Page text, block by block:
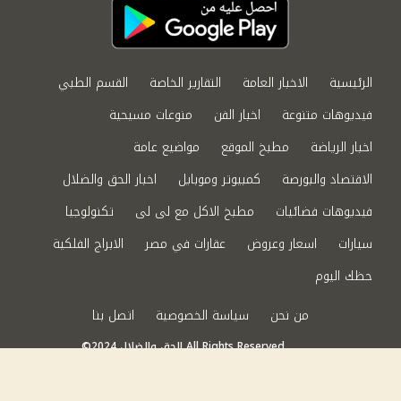
الرئيسية الاخبار العامة التقارير الخاصة
القسم الطبي
فيديوهات متنوعة
اخبار الفن
منوعات مسيحية
اخبار الرياضة
مطبخ الموقع
مواضيع عامة
الاقتصاد والبورصة
كمبيوتر وموبايل
اخبار الحق والضلال
فيديوهات فضائيات
مطبخ الاكل مع لى لى
تكنولوجيا
سيارات
اسعار وعروض عقارات في مصر
الابراج الفلكية
حظك اليوم
من نحن
سياسة الخصوصية اتصل بنا
©2024 الحق والضلال All Rights Reserved.